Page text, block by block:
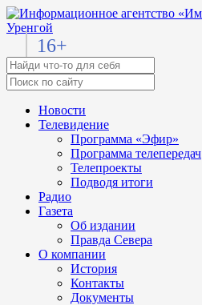
16+
Новости
Телевидение
Программа «Эфир»
Программа телепередач
Телепроекты
Подводя итоги
Радио
Газета
Об издании
Правда Севера
О компании
История
Контакты
Документы